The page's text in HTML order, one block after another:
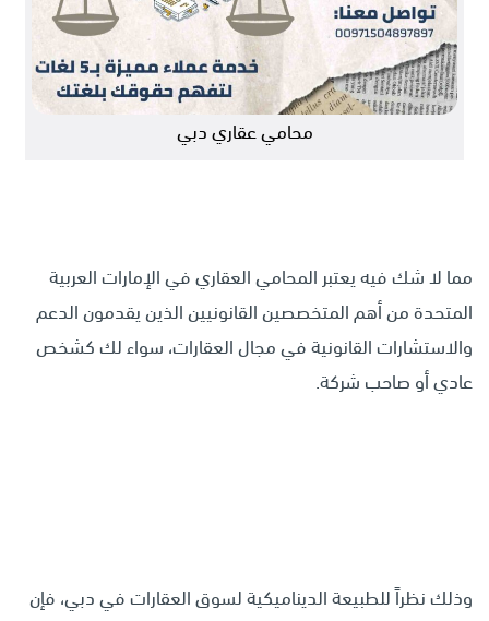
محامي عقاري دبي
مما لا شك فيه يعتبر المحامي العقاري في الإمارات العربية
المتحدة من أهم المتخصصين القانونيين الذين يقدمون الدعم
والاستشارات القانونية في مجال العقارات، سواء لك كشخص
عادي أو صاحب شركة.
وذلك نظراً للطبيعة الديناميكية لسوق العقارات في دبي، فإن